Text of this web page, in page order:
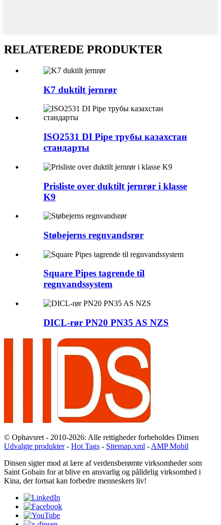
RELATEREDE PRODUKTER
K7 duktilt jernrør
ISO2531 DI Pipe трубы казахстан
стандарты
Prisliste over duktilt jernrør i klasse
K9
Støbejerns regnvandsrør
Square Pipes tagrende til
regnvandssystem
DICL-rør PN20 PN35 AS NZS
© Ophavsret - 2010-2026: Alle rettigheder forbeholdes Dinsen
Udvalgte produkter- Hot Tags - Sitemap.xml - AMP Mobil
Dinsen sigter mod at lære af verdensberømte virksomheder som
Saint Gobain for at blive en ansvarlig og pålidelig virksomhed i
Kina, der fortsat kan forbedre menneskers liv!